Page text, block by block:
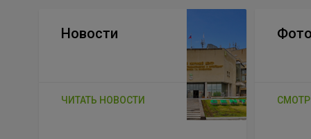
Новости
ЧИТАТЬ НОВОСТИ